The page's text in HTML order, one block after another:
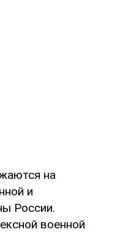
на
и
России.
военной